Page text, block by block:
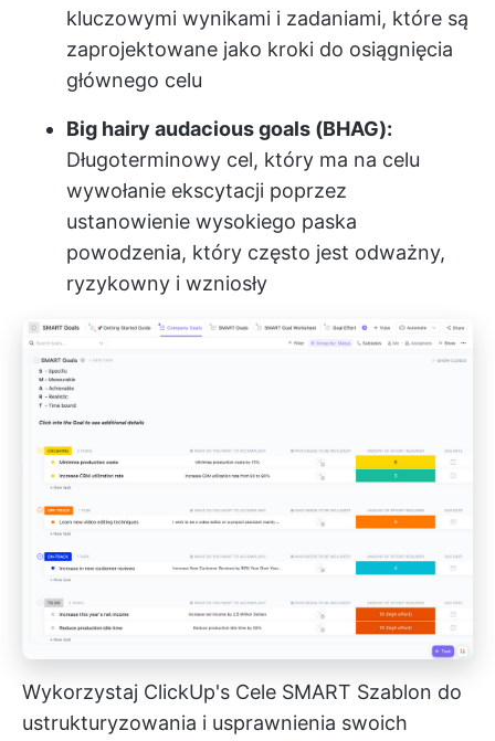
kluczowymi wynikami i zadaniami, które są
zaprojektowane jako kroki do osiągnięcia
głównego celu
Big hairy audacious goals (BHAG):
Długoterminowy cel, który ma na celu
wywołanie ekscytacji poprzez
ustanowienie wysokiego paska
powodzenia, który często jest odważny,
ryzykowny i wzniosły
Wykorzystaj ClickUp's Cele SMART Szablon do
ustrukturyzowania i usprawnienia swoich